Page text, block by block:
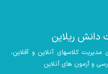
دانش ریلاین
کلاسهای آنلاین و آفلاین،
و آزمون های آنلاین